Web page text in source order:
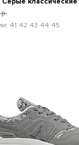
р.
41 42 43 44 45